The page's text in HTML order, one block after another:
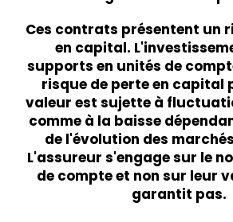
Ces contrats présentent un
en capital.
supports en unités de
risque de perte en capital
valeur est sujette à
comme à la baisse
de l'évolution des
L'assureur s'engage sur le
de compte et non sur leur
garantit pas.